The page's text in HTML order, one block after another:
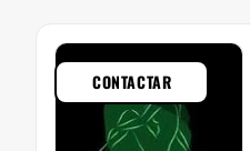
CONTACTAR